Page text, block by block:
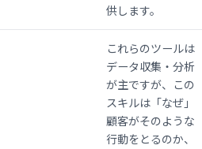
供します。
これらのツールは
データ収集・分析
が主ですが、この
スキルは「なぜ」
顧客がそのような
行動をとるのか、